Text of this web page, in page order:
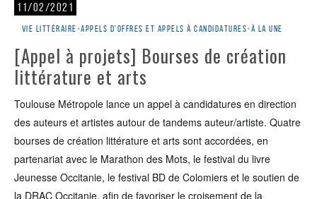
11/02/2021
Vie littéraire •Appels d'offres et appels à candidatures•À la une
[Appel à projets] Bourses de création
littérature et arts
Toulouse Métropole lance un appel à candidatures en direction
des auteurs et artistes autour de tandems auteur/artiste. Quatre
bourses de création littérature et arts sont accordées, en
partenariat avec le Marathon des Mots, le festival du livre
Jeunesse Occitanie, le festival BD de Colomiers et le soutien de
la DRAC Occitanie, afin de favoriser le croisement de la